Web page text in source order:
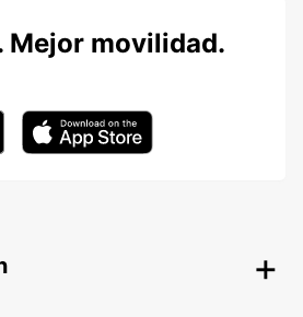
Mejor movilidad.